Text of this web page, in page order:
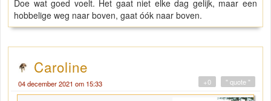
Doe wat goed voelt. Het gaat niet elke dag gelijk, maar een
hobbelige weg naar boven, gaat óók naar boven.
Caroline
04 december 2021 om 15:33 " quote "
+0